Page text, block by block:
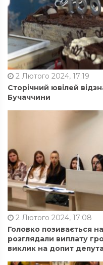
2 Лютого 2024, 17:19
Сторічний ювілей
Бучаччини
2 Лютого 2024, 17:08
Головко позивається
розглядали виплату
виклик на допит